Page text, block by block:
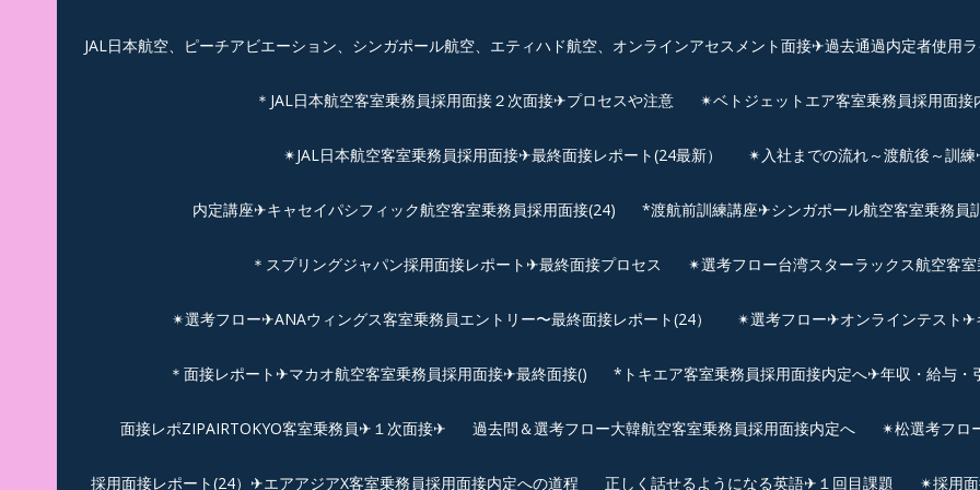
JAL日本航空、ピーチアビエーション、シンガポール航空、エティハド航空、オンラインアセスメント面接✈︎過去通過内定者使用
＊JAL日本航空客室乗務員採用面接２次面接✈プロセスや注意 ✴︎ベトジェットエア客室乗務員採用面
✴︎JAL日本航空客室乗務員採用面接✈最終面接レポート(24最新） ✴︎入社までの流れ～渡航後～訓
内定講座✈キャセイパシフィック航空客室乗務員採用面接(24) *渡航前訓練講座✈シンガポール航空客室乗務員
＊スプリングジャパン採用面接レポート✈最終面接プロセス ✴︎選考フロー台湾スターラックス航空客
✴︎選考フロー✈︎ANAウィングス客室乗務員エントリー〜最終面接レポート(24） ✴︎選考フロー✈オンラインテスト
＊面接レポート✈マカオ航空客室乗務員採用面接✈最終面接() *トキエア客室乗務員採用面接内定へ✈年収・給与・
面接レポZIPAIRTOKYO客室乗務員✈１次面接✈ 過去問＆選考フロー大韓航空客室乗務員採用面接内定へ ✴︎松選考フロ
採用面接レポート(24）✈エアアジアX客室乗務員採用面接内定への道程 正しく話せるようになる英語✈１回目課題 ✴︎採用